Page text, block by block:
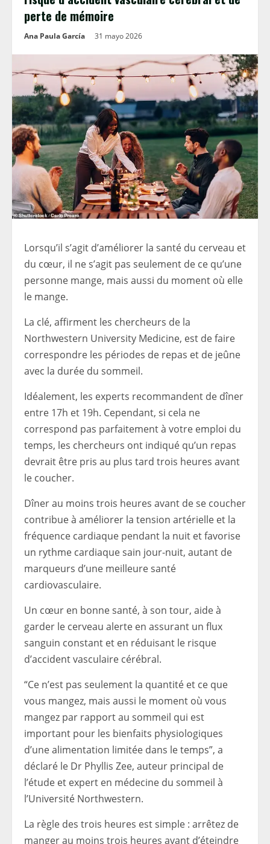
perte de mémoire
Ana Paula García 31 mayo 2026
Lorsqu’il s’agit d’améliorer la santé du cerveau et
du cœur, il ne s’agit pas seulement de ce qu’une
personne mange, mais aussi du moment où elle
le mange.
La clé, affirment les chercheurs de la
Northwestern University Medicine, est de faire
correspondre les périodes de repas et de jeûne
avec la durée du sommeil.
Idéalement, les experts recommandent de dîner
entre 17h et 19h. Cependant, si cela ne
correspond pas parfaitement à votre emploi du
temps, les chercheurs ont indiqué qu’un repas
devrait être pris au plus tard trois heures avant
le coucher.
Dîner au moins trois heures avant de se coucher
contribue à améliorer la tension artérielle et la
fréquence cardiaque pendant la nuit et favorise
un rythme cardiaque sain jour-nuit, autant de
marqueurs d’une meilleure santé
cardiovasculaire.
Un cœur en bonne santé, à son tour, aide à
garder le cerveau alerte en assurant un flux
sanguin constant et en réduisant le risque
d’accident vasculaire cérébral.
“Ce n’est pas seulement la quantité et ce que
vous mangez, mais aussi le moment où vous
mangez par rapport au sommeil qui est
important pour les bienfaits physiologiques
d’une alimentation limitée dans le temps”, a
déclaré le Dr Phyllis Zee, auteur principal de
l’étude et expert en médecine du sommeil à
l’Université Northwestern.
La règle des trois heures est simple : arrêtez de
manger au moins trois heures avant d’éteindre